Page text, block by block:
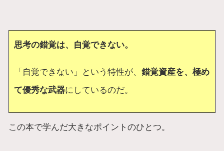
思考の錯覚は、自覚できない。
「自覚できない」という特性が、錯覚資産を、極め
て優秀な武器にしているのだ。
この本で学んだ大きなポイントのひとつ。